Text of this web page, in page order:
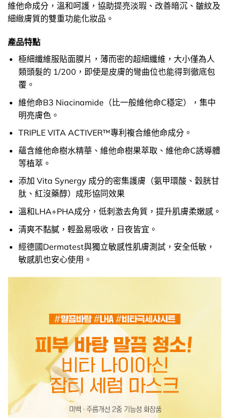
維他命成分，溫和呵護，協助提亮淡瑕、改善暗沉、皺紋及
細緻膚質的雙重功能化妝品。
產品特點
極細纖維服貼面膜片，薄而密的超細纖維，大小僅為人
類頭髮的 1/200，即使是皮膚的彎曲位也能得到徹底包
覆。
維他命B3 Niacinamide（比一般維他命C穩定），集中
明亮膚色。
TRIPLE VITA ACTIVER™專利複合維他命成分。
蘊含維他命樹水精華、維他命樹果萃取、維他命C誘導體
等植萃。
添加 Vita Synergy 成分的密集護膚（氨甲環酸、穀胱甘
肽、紅沒藥醇）成形協同效果
溫和LHA+PHA成分，低刺激去角質，提升肌膚柔嫩感。
清爽不黏膩，輕盈易吸收，日夜皆宜。
經德國Dermatest與獨立敏感性肌膚測試，安全低敏，
敏感肌也安心使用。